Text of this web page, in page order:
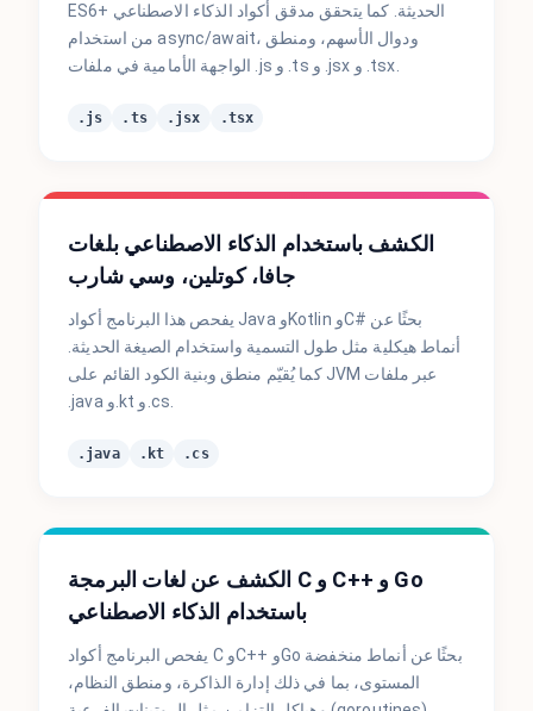
ES6+ الحديثة. كما يتحقق مدقق أكواد الذكاء الاصطناعي
من استخدام async/await، ودوال الأسهم، ومنطق
الواجهة الأمامية في ملفات .js و .ts و .jsx و .tsx.
.js .ts .jsx .tsx
الكشف باستخدام الذكاء الاصطناعي بلغات
جافا، كوتلين، وسي شارب
يفحص هذا البرنامج أكواد Java وKotlin وC# بحثًا عن
أنماط هيكلية مثل طول التسمية واستخدام الصيغة الحديثة.
كما يُقيّم منطق وبنية الكود القائم على JVM عبر ملفات
.java و.kt و.cs.
.java .kt .cs
الكشف عن لغات البرمجة C و C++ و Go
باستخدام الذكاء الاصطناعي
يفحص البرنامج أكواد C وC++ وGo بحثًا عن أنماط منخفضة
المستوى، بما في ذلك إدارة الذاكرة، ومنطق النظام،